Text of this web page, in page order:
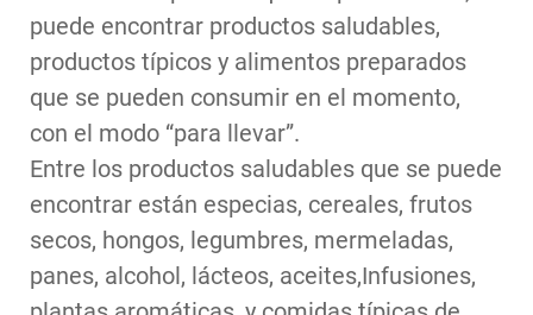
puede encontrar productos saludables,
productos típicos y alimentos preparados
que se pueden consumir en el momento,
con el modo “para llevar”.
Entre los productos saludables que se puede
encontrar están especias, cereales, frutos
secos, hongos, legumbres, mermeladas,
panes, alcohol, lácteos, aceites,Infusiones,